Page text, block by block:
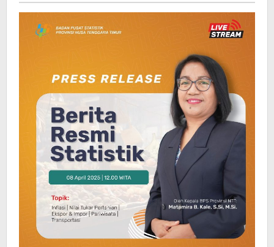
2025